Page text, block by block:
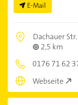
E-Mail
Dachauer
2,5 km
0176 71 62
Webseite